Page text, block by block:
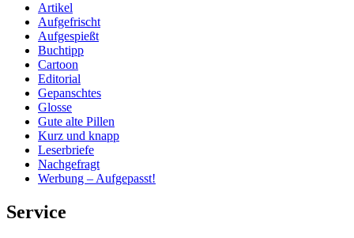
Artikel
Aufgefrischt
Aufgespießt
Buchtipp
Cartoon
Editorial
Gepanschtes
Glosse
Gute alte Pillen
Kurz und knapp
Leserbriefe
Nachgefragt
Werbung – Aufgepasst!
Service